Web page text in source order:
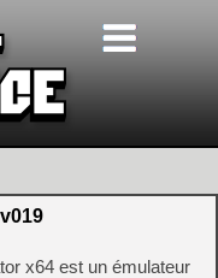
x64 est un émulateur